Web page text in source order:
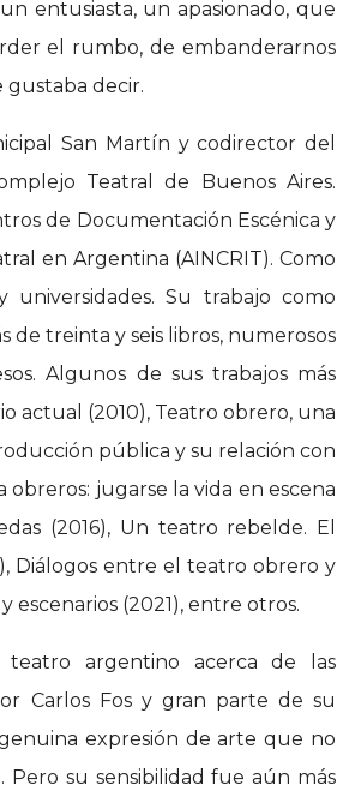
entusiasta, un apasionado, que
el rumbo, de embanderarnos
gustaba decir.
San Martín y codirector del
Teatral de Buenos Aires.
de Documentación Escénica y
en Argentina (AINCRIT). Como
Su trabajo como
treinta y seis libros, numerosos
Algunos de sus trabajos más
actual (2010), Teatro obrero, una
pública y su relación con
jugarse la vida en escena
(2016), Un teatro rebelde. El
Diálogos entre el teatro obrero y
(2021), entre otros.
argentino acerca de las
Carlos Fos y gran parte de su
expresión de arte que no
Pero su sensibilidad fue aún más